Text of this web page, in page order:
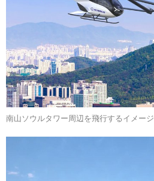
南山ソウルタワー周辺を飛行するイメージ